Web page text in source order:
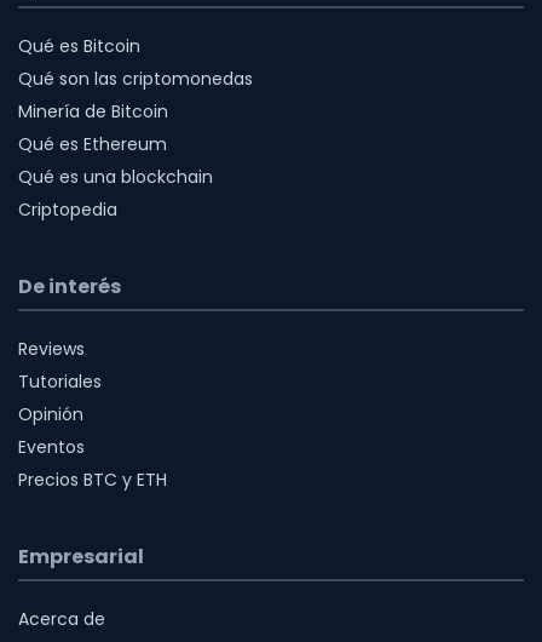
Qué es Bitcoin
Qué son las criptomonedas
Minería de Bitcoin
Qué es Ethereum
Qué es una blockchain
Criptopedia
De interés
Reviews
Tutoriales
Opinión
Eventos
Precios BTC y ETH
Empresarial
Acerca de